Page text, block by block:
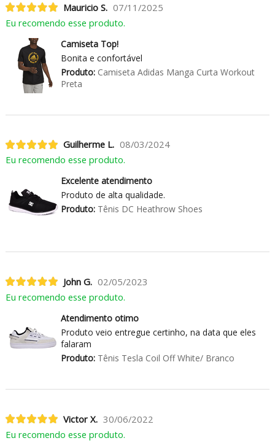
Mauricio S. 07/11/2025
Eu recomendo esse produto.
Camiseta Top!
Bonita e confortável
Produto:Camiseta Adidas Manga Curta Workout
Preta
Guilherme L. 08/03/2024
Eu recomendo esse produto.
Excelente atendimento
Produto de alta qualidade.
Produto:Tênis DC Heathrow Shoes
John G. 02/05/2023
Eu recomendo esse produto.
Atendimento otimo
Produto veio entregue certinho, na data que eles
falaram
Produto:Tênis Tesla Coil Off White/ Branco
Victor X. 30/06/2022
Eu recomendo esse produto.